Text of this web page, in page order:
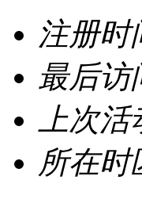
注册时
最后访
上次
所在时